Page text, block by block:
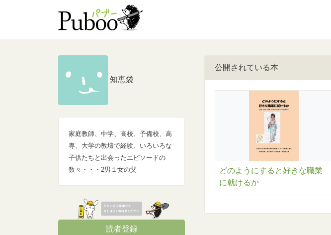
公開されている本
どのようにすると好きな職業
に就けるか
知恵袋
家庭教師、中学、高校、予備校、高
専、大学の教壇で経験、いろいろな
子供たちと出会ったエピソードの
数々・・・2男１女の父
読者登録